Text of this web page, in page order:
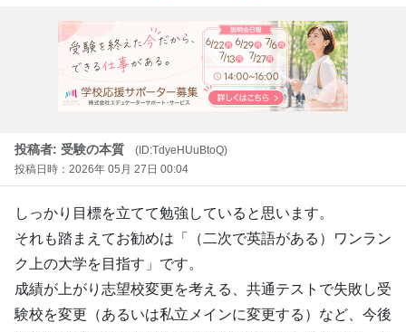
投稿者: 受験の本質
(ID:TdyeHUuBtoQ)
投稿日時：2026年 05月 27日 00:04
しっかり目標を立てて勉強していると思います。
それも踏まえてお勧めは「（二次で英語がある）ワンラン
ク上の大学を目指す」です。
成績が上がり志望校変更を考える、共通テストで失敗し受
験校を変更（あるいは私立メインに変更する）など、今後